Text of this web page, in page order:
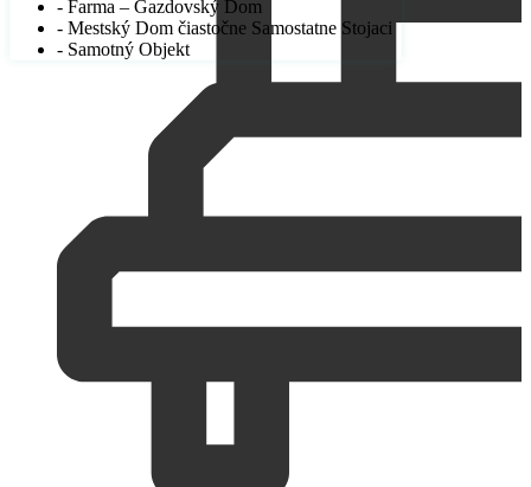
- Farma – Gazdovský Dom
- Mestský Dom čiastočne Samostatne Stojaci
- Samotný Objekt